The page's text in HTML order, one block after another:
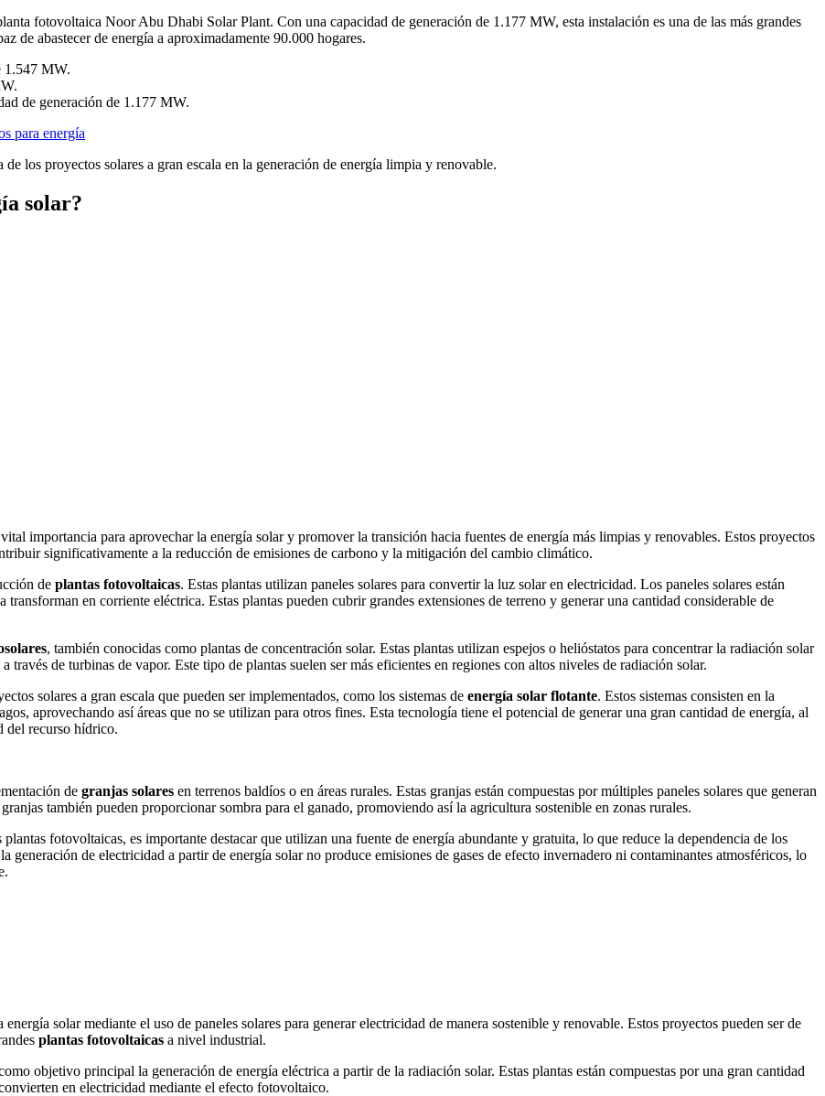
fotovoltaica Noor Abu Dhabi Solar Plant. Con una capacidad de generación de 1.177 MW, esta instalación es una de las más grandes
de abastecer de energía a aproximadamente 90.000 hogares.
1.547 MW.
de generación de 1.177 MW.
para energía
los proyectos solares a gran escala en la generación de energía limpia y renovable.
solar?
importancia para aprovechar la energía solar y promover la transición hacia fuentes de energía más limpias y renovables. Estos proyectos
significativamente a la reducción de emisiones de carbono y la mitigación del cambio climático.
de plantas fotovoltaicas. Estas plantas utilizan paneles solares para convertir la luz solar en electricidad. Los paneles solares están
en corriente eléctrica. Estas plantas pueden cubrir grandes extensiones de terreno y generar una cantidad considerable de
, también conocidas como plantas de concentración solar. Estas plantas utilizan espejos o helióstatos para concentrar la radiación solar
de turbinas de vapor. Este tipo de plantas suelen ser más eficientes en regiones con altos niveles de radiación solar.
solares a gran escala que pueden ser implementados, como los sistemas de energía solar flotante. Estos sistemas consisten en la
aprovechando así áreas que no se utilizan para otros fines. Esta tecnología tiene el potencial de generar una gran cantidad de energía, al
del recurso hídrico.
de granjas solares en terrenos baldíos o en áreas rurales. Estas granjas están compuestas por múltiples paneles solares que generan
también pueden proporcionar sombra para el ganado, promoviendo así la agricultura sostenible en zonas rurales.
fotovoltaicas, es importante destacar que utilizan una fuente de energía abundante y gratuita, lo que reduce la dependencia de los
generación de electricidad a partir de energía solar no produce emisiones de gases de efecto invernadero ni contaminantes atmosféricos, lo
solar mediante el uso de paneles solares para generar electricidad de manera sostenible y renovable. Estos proyectos pueden ser de
plantas fotovoltaicas a nivel industrial.
objetivo principal la generación de energía eléctrica a partir de la radiación solar. Estas plantas están compuestas por una gran cantidad
en electricidad mediante el efecto fotovoltaico.